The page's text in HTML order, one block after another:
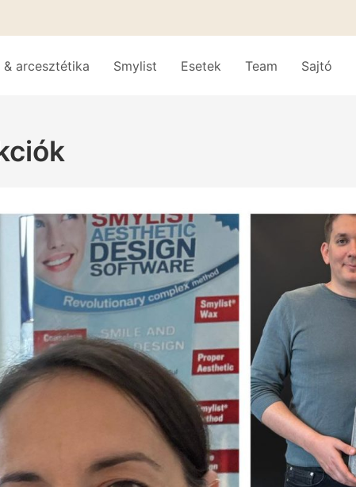
& arcesztétika Smylist Esetek Team Sajtó